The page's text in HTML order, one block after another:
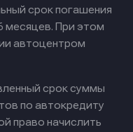
срок погашения
месяцев. При этом
автоцентром
срок суммы
по автокредиту
право начислить